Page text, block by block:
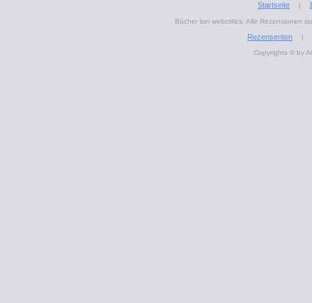
Startseite |
Bücher bei webcritics: Alle Rezensionen
Rezensenten
|
Copyrights © by